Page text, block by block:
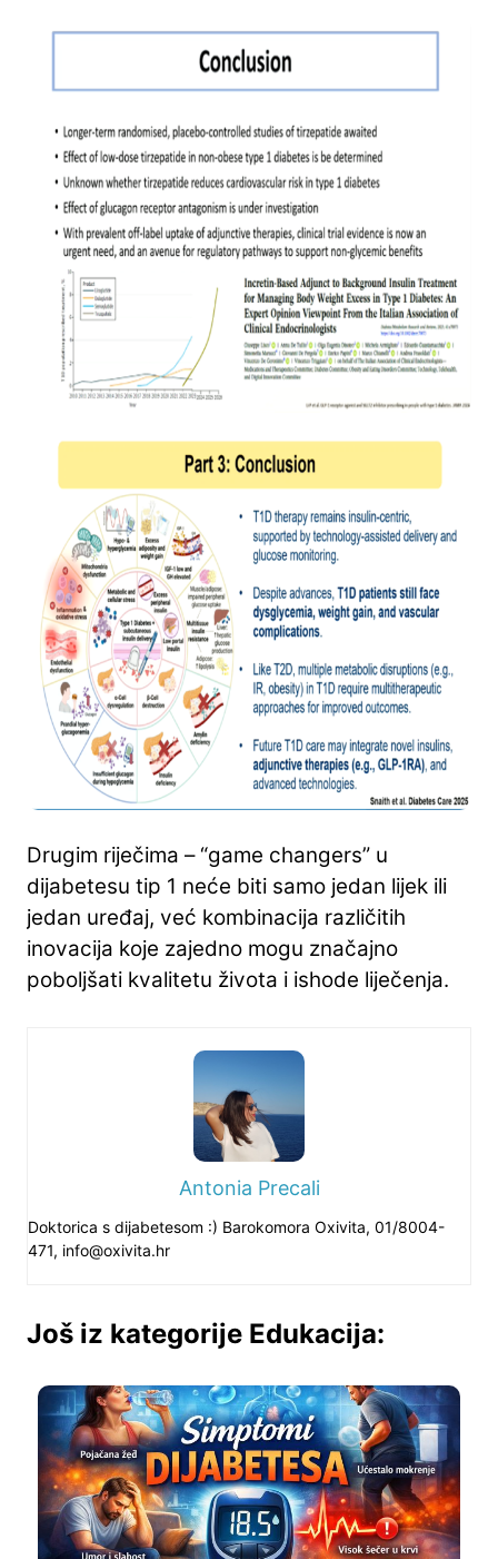
Drugim riječima – “game changers” u
dijabetesu tip 1 neće biti samo jedan lijek ili
jedan uređaj, već kombinacija različitih
inovacija koje zajedno mogu značajno
poboljšati kvalitetu života i ishode liječenja.
Antonia Precali
Doktorica s dijabetesom :) Barokomora Oxivita, 01/8004-
471, info@oxivita.hr
Još iz kategorije Edukacija: